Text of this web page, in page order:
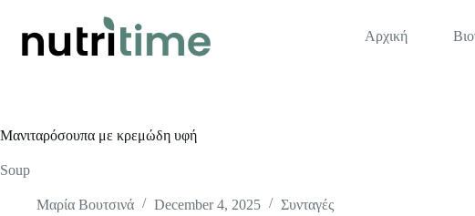
content
Αρχική
Μανιταρόσουπα με κρεμώδη υφή
Soup
Μαρία Βουτσινά December 4, 2025 Συνταγές